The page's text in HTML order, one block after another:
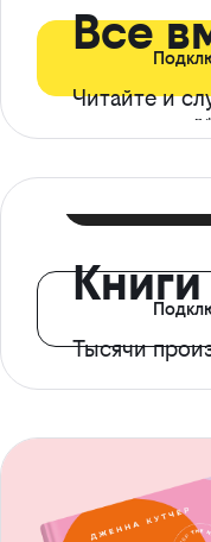
Все
Читайте и
Книги
Тысячи
с доступом